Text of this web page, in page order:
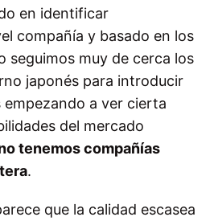
en identificar
compañía y basado en los
seguimos muy de cerca los
japonés para introducir
a ver cierta
del mercado
tenemos compañías
.
que la calidad escasea